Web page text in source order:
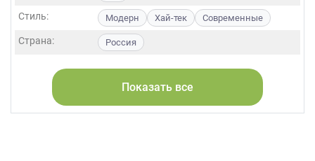
Стиль: Модерн Хай-тек Современные
Страна: Россия
ЛДСП МДФ Пластик
Акрил
Пленка
Эмаль
Форма кухни: Угловая С барной стойкой
Показать все